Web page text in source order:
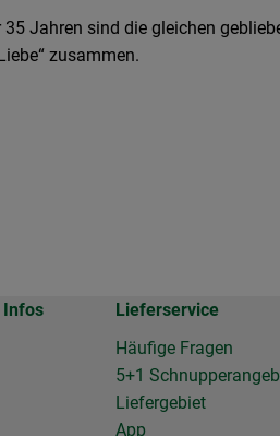
Jahren sind die gleichen
zusammen.
Infos
Lieferservice
Häufige Fragen
5+1
Liefergebiet
App